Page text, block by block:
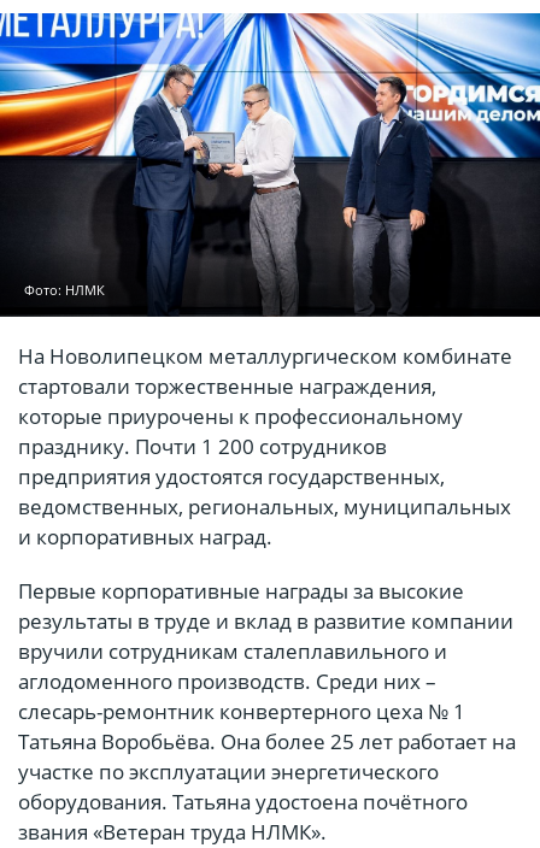
Фото: НЛМК
На Новолипецком металлургическом комбинате
стартовали торжественные награждения,
которые приурочены к профессиональному
празднику. Почти 1 200 сотрудников
предприятия удостоятся государственных,
ведомственных, региональных, муниципальных
и корпоративных наград.
Первые корпоративные награды за высокие
результаты в труде и вклад в развитие компании
вручили сотрудникам сталеплавильного и
аглодоменного производств. Среди них –
слесарь-ремонтник конвертерного цеха № 1
Татьяна Воробьёва. Она более 25 лет работает на
участке по эксплуатации энергетического
оборудования. Татьяна удостоена почётного
звания «Ветеран труда НЛМК».